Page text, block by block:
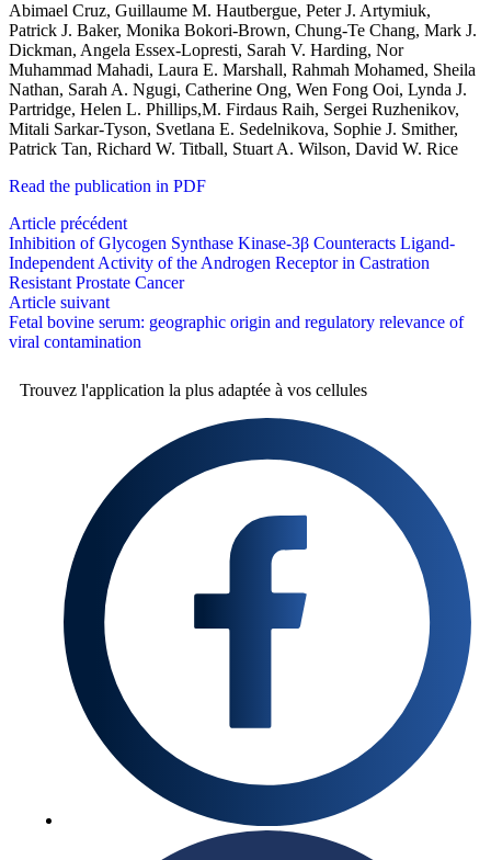
Abimael Cruz, Guillaume M. Hautbergue, Peter J. Artymiuk,
Patrick J. Baker, Monika Bokori-Brown, Chung-Te Chang, Mark J.
Dickman, Angela Essex-Lopresti, Sarah V. Harding, Nor
Muhammad Mahadi, Laura E. Marshall, Rahmah Mohamed, Sheila
Nathan, Sarah A. Ngugi, Catherine Ong, Wen Fong Ooi, Lynda J.
Partridge, Helen L. Phillips,M. Firdaus Raih, Sergei Ruzhenikov,
Mitali Sarkar-Tyson, Svetlana E. Sedelnikova, Sophie J. Smither,
Patrick Tan, Richard W. Titball, Stuart A. Wilson, David W. Rice
Read the publication in PDF
Article précédent
Inhibition of Glycogen Synthase Kinase-3β Counteracts Ligand-
Independent Activity of the Androgen Receptor in Castration
Resistant Prostate Cancer
Article suivant
Fetal bovine serum: geographic origin and regulatory relevance of
viral contamination
Trouvez l'application la plus adaptée à vos cellules